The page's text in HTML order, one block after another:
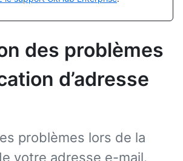
des problèmes
d’adresse
problèmes lors de la
votre adresse e-mail.